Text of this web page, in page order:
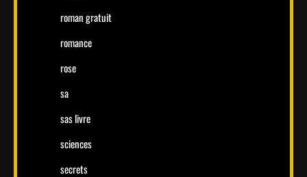
roman gratuit
romance
rose
sa
sas livre
sciences
secrets